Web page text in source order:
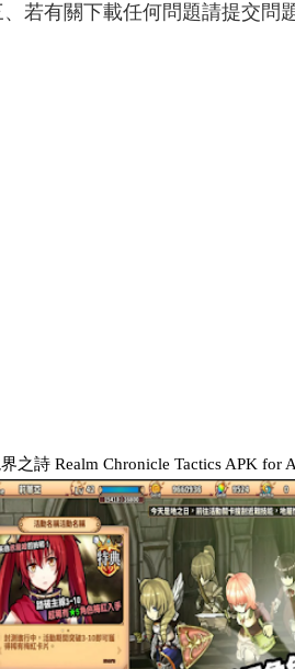
、若有關下載任何問題請提交問
之詩 Realm Chronicle Tactics APK for